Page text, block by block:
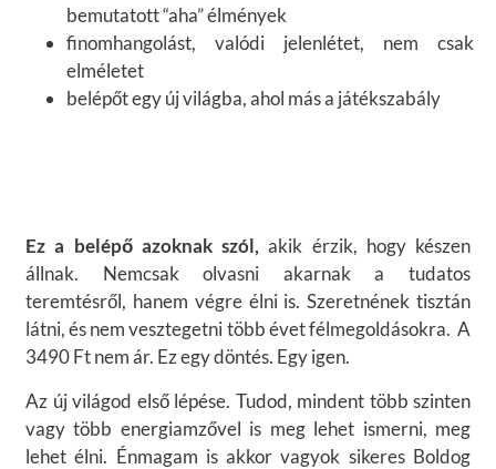
bemutatott “aha” élmények
finomhangolást, valódi jelenlétet, nem csak
elméletet
belépőt egy új világba, ahol más a játékszabály
Ez a belépő azoknak szól, akik érzik, hogy készen
állnak. Nemcsak olvasni akarnak a tudatos
teremtésről, hanem végre élni is. Szeretnének tisztán
látni, és nem vesztegetni több évet félmegoldásokra. A
3490 Ft nem ár. Ez egy döntés. Egy igen.
Az új világod első lépése. Tudod, mindent több szinten
vagy több energiamzővel is meg lehet ismerni, meg
lehet élni. Énmagam is akkor vagyok sikeres Boldog